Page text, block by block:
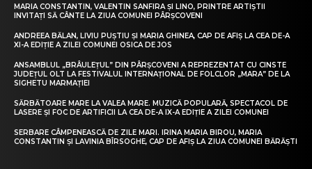
MARIA CONSTANTIN, VALENTIN SANFIRA ȘI LINO, PRINTRE ARTIȘTII
INVITAȚI SĂ CÂNTE LA ZIUA COMUNEI PÂRȘCOVENI
ANDREEA BĂLAN, LIVIU PUȘTIU ȘI MARIA GHINEA, CAP DE AFIȘ LA CEA DE-A
XI-A EDIȚIE A ZILEI COMUNEI OSICA DE JOS
ANSAMBLUL „BRÂULEȚUL” DIN PÂRȘCOVENI A REPREZENTAT CU CINSTE
JUDEȚUL OLT LA FESTIVALUL INTERNAȚIONAL DE FOLCLOR „MARA” DE LA
SIGHETU MARMAȚIEI
SĂRBĂTOARE MARE LA VALEA MARE. MUZICĂ POPULARĂ, SPECTACOL DE
LASERE ȘI FOC DE ARTIFICII LA CEA DE-A IX-A EDIȚIE A ZILEI COMUNEI
SERBARE CÂMPENEASCĂ DE ZILE MARI. IRINA MARIA BIROU, MARIA
CONSTANTIN ȘI LAVINIA BÎRSOGHE, CAP DE AFIȘ LA ZIUA COMUNEI BĂRĂȘTI